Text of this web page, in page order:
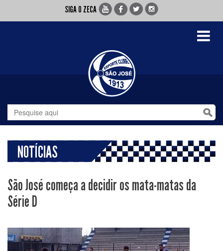
SIGA O ZECA
Toggle
NOTÍCIAS
São José começa a decidir os mata-matas da
Série D